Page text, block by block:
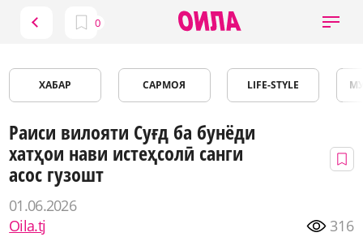
ХАБАР САРМОЯ LIFE-STYLE
Раиси вилояти Суғд ба бунёди
хатҳои нави истеҳсолӣ санги
асос гузошт
01.06.2026
Oila.tj
316